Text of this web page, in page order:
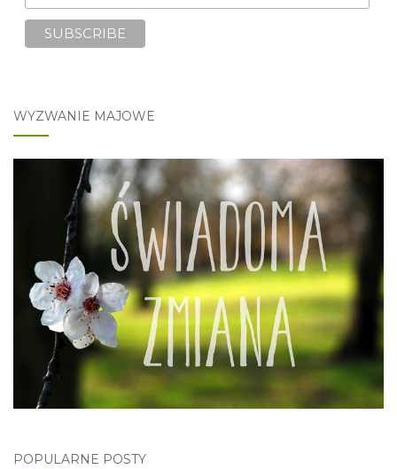
WYZWANIE MAJOWE
POPULARNE POSTY